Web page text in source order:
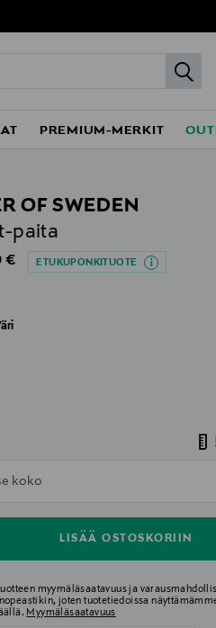
PREMIUM-MERKIT
OF SWEDEN
paita
Price
€ ETUKUPONKITUOTE
koko
LISÄÄ OSTOSKORIIN
myymäläsaatavuus ja
joten tuotetiedoissa
Myymäläsaatavuus